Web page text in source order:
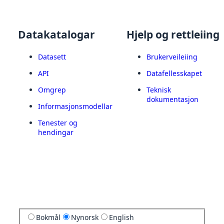
Datakatalogar
Datasett
API
Omgrep
Informasjonsmodellar
Tenester og
hendingar
Hjelp og rettleiing
Brukerveileiing
Datafellesskapet
Teknisk
dokumentasjon
Bokmål Nynorsk English